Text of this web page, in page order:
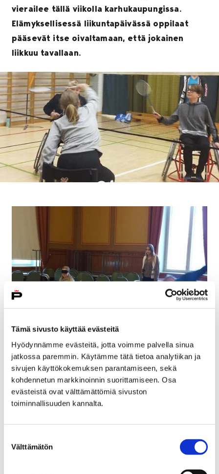
Tämä sivusto käyttää evästeitä
Hyödynnämme evästeitä, jotta voimme palvella sinua
jatkossa paremmin. Käytämme tätä tietoa analytiikan ja
sivujen käyttökokemuksen parantamiseen, sekä
kohdennetun markkinoinnin suorittamiseen. Osa
evästeistä ovat välttämättömiä sivuston
toiminnallisuuden kannalta.
valinta
Välttämätön
vierailee tällä viikolla karhukaupungissa.
Elämyksellisessä liikuntapäivässä oppilaat
pääsevät itse oivaltamaan, että jokainen
liikkuu tavallaan.
monipuolisesti eri paralympialajeja. Päivä on koko
eväitä erilaisuuden kohtaamiseen, yhdenvertaisuuden